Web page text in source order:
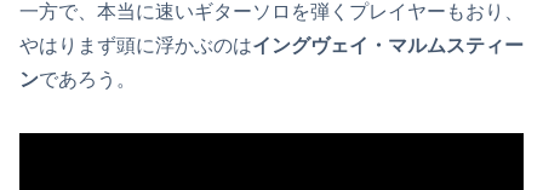
一方で、本当に速いギターソロを弾くプレイヤーもおり、
やはりまず頭に浮かぶのはイングヴェイ・マルムスティー
ンであろう。